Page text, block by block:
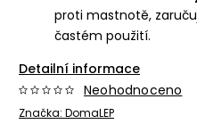
proti mastnotě,
častém použití.
Detailní informace
Značka: DomaLEP
Neohodnoceno